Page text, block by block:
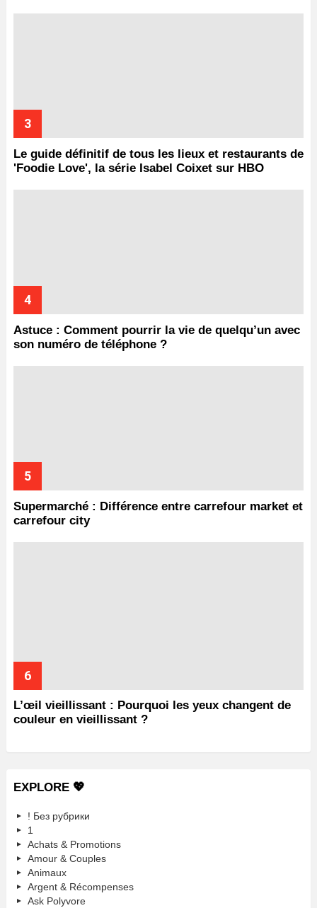
Le guide définitif de tous les lieux et restaurants de
'Foodie Love', la série Isabel Coixet sur HBO
Astuce : Comment pourrir la vie de quelqu’un avec
son numéro de téléphone ?
Supermarché : Différence entre carrefour market et
carrefour city
L’œil vieillissant : Pourquoi les yeux changent de
couleur en vieillissant ?
EXPLORE 💖
! Без рубрики
1
Achats & Promotions
Amour & Couples
Animaux
Argent & Récompenses
Ask Polyvore